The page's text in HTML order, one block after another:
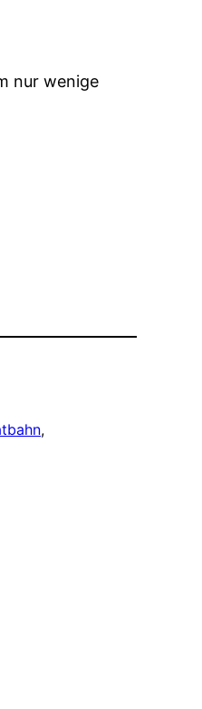
nur wenige